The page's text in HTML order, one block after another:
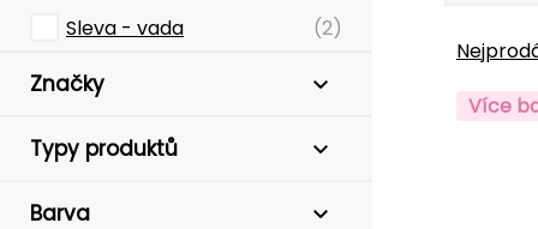
Sleva - vada
(2)
Značky
Typy produktů
Barva
Více